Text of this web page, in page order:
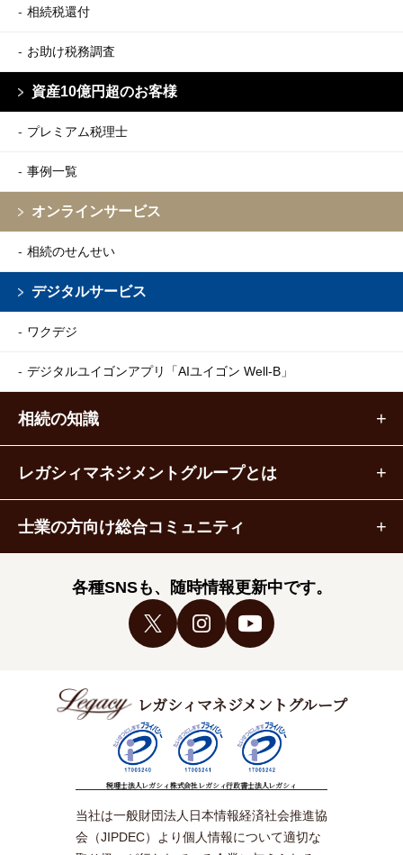
相続税還付
お助け税務調査
資産10億円超のお客様
プレミアム税理士
事例一覧
オンラインサービス
相続のせんせい
デジタルサービス
ワクデジ
デジタルユイゴンアプリ 「AIユイゴン Well-B」
相続の知識
レガシィマネジメントグループとは
士業の方向け総合コミュニティ
各種SNSも、随時情報更新中です。
レガシィマネジメントグループ
税理士法人レガシィ株式会社レガシィ行政書士法人レガシィ
当社は一般財団法人日本情報経済社会推進協
会（JIPDEC）より個人情報について適切な